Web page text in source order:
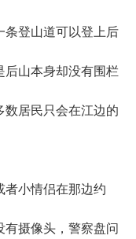
条登山道可以登上后
后山本身却没有围栏
数居民只会在江边的
小情侣在那边约
有摄像头，警察盘问